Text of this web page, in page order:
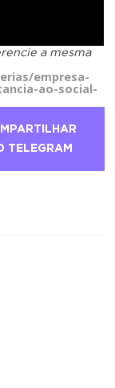
a mesma
empresa-
ao-social-
TELEGRAM